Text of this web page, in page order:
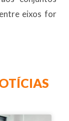
eixos for